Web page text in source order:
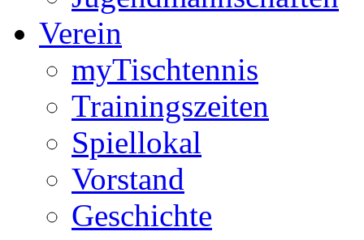
Verein
myTischtennis
Trainingszeiten
Spiellokal
Vorstand
Geschichte